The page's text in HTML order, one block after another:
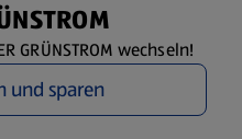
GRÜNSTROM wechseln!
und sparen